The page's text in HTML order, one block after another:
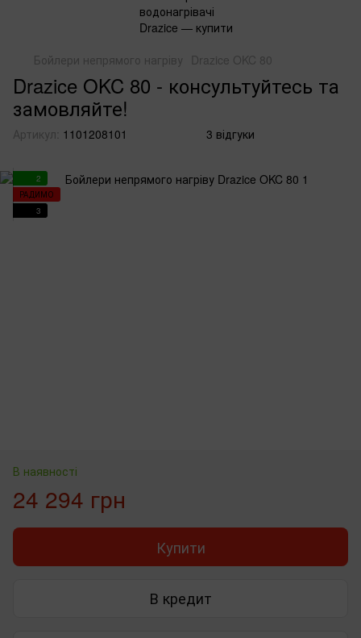
Бойлери непрямого нагріву Drazice OKC 80
Drazice OKC 80 - консультуйтесь та
замовляйте!
Артикул: 1101208101 3 відгуки
2
РАДИМО
3
В наявності
24 294 грн
Купити
В кредит